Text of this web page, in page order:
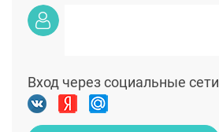
Вход через социальные сети